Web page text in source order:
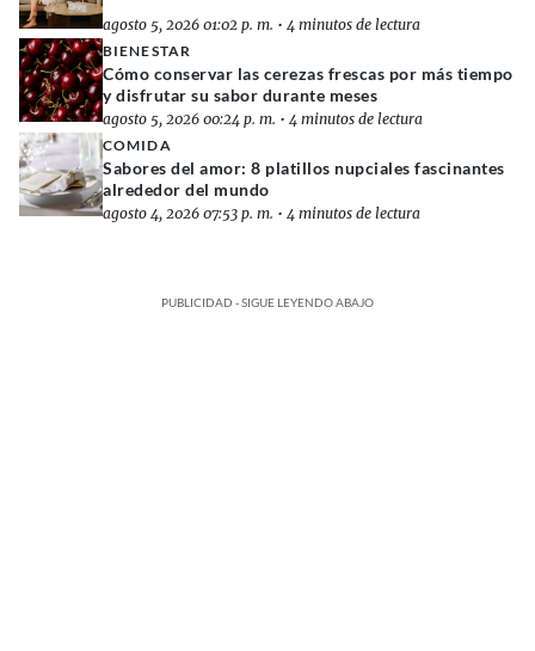
agosto 5, 2026 01:02 p. m. • 4 minutos de lectura
BIENESTAR
Cómo conservar las cerezas frescas por más tiempo
y disfrutar su sabor durante meses
agosto 5, 2026 00:24 p. m. • 4 minutos de lectura
COMIDA
Sabores del amor: 8 platillos nupciales fascinantes
alrededor del mundo
agosto 4, 2026 07:53 p. m. • 4 minutos de lectura
PUBLICIDAD - SIGUE LEYENDO ABAJO